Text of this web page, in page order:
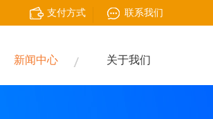
支付方式 联系我们
新闻中心 关于我们